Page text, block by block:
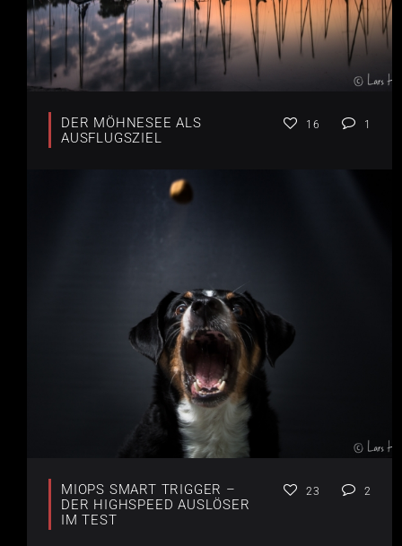
DER MÖHNESEE ALS
AUSFLUGSZIEL
16 1
MIOPS SMART TRIGGER –
DER HIGHSPEED AUSLÖSER
IM TEST
23 2